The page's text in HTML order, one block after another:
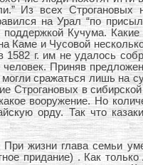
Из всех Строгановых
на Урал “по
Кучума.
Каме и Чусовой
г. им не удалось
человек. Приняв
сражаться лишь на
Строгановых в
вооружение. Но
орду. Так что
жизни глава семьи
придание) . Как только